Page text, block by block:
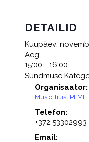
DETAILID
Kuupäev:
Aeg:
15:00 - 16:00
Sündmuse
Organisaator:
Music Trust PLMF
Telefon:
+372 53302993
Email: